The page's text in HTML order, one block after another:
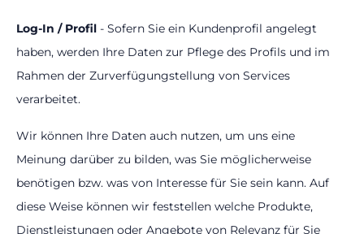
Log-In / Profil - Sofern Sie ein Kundenprofil angelegt
haben, werden Ihre Daten zur Pflege des Profils und im
Rahmen der Zurverfügungstellung von Services
verarbeitet.
Wir können Ihre Daten auch nutzen, um uns eine
Meinung darüber zu bilden, was Sie möglicherweise
benötigen bzw. was von Interesse für Sie sein kann. Auf
diese Weise können wir feststellen welche Produkte,
Dienstleistungen oder Angebote von Relevanz für Sie